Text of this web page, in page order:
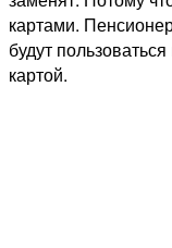
картами.
будут
картой.